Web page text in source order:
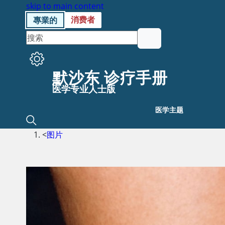
skip to main content
專業的
消费者
默沙东 诊疗手册
医学专业人士版
医学主题
<图片